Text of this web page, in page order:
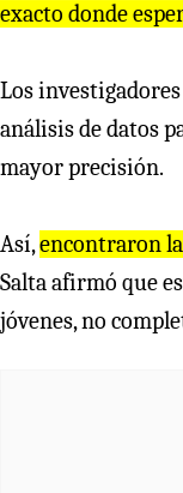
exacto donde
Los
análisis de datos
mayor precisión.
Así,encontraron
Salta afirmó que
jóvenes, no